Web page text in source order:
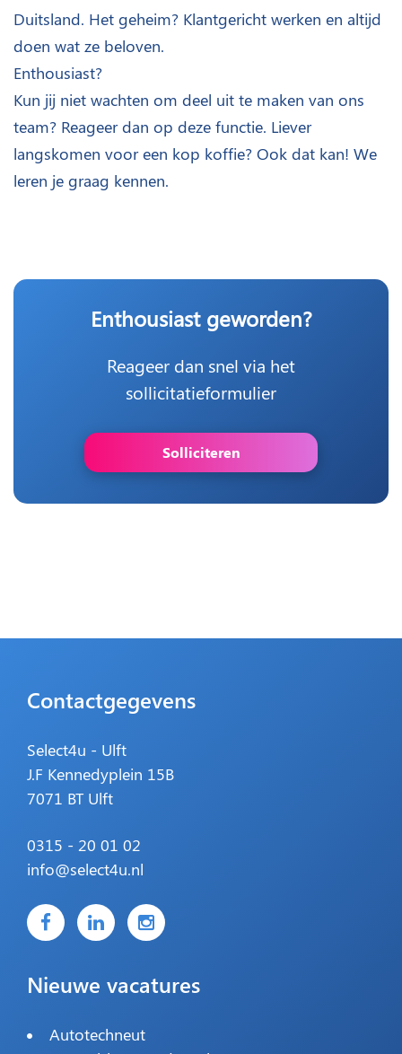
Duitsland. Het geheim? Klantgericht werken en altijd
doen wat ze beloven.
Enthousiast?
Kun jij niet wachten om deel uit te maken van ons
team? Reageer dan op deze functie. Liever
langskomen voor een kop koffie? Ook dat kan! We
leren je graag kennen.
Enthousiast geworden?
Reageer dan snel via het
sollicitatieformulier
Solliciteren
Contactgegevens
Select4u - Ulft
J.F Kennedyplein 15B
7071 BT Ulft
0315 - 20 01 02
info@select4u.nl
Nieuwe vacatures
Autotechneut